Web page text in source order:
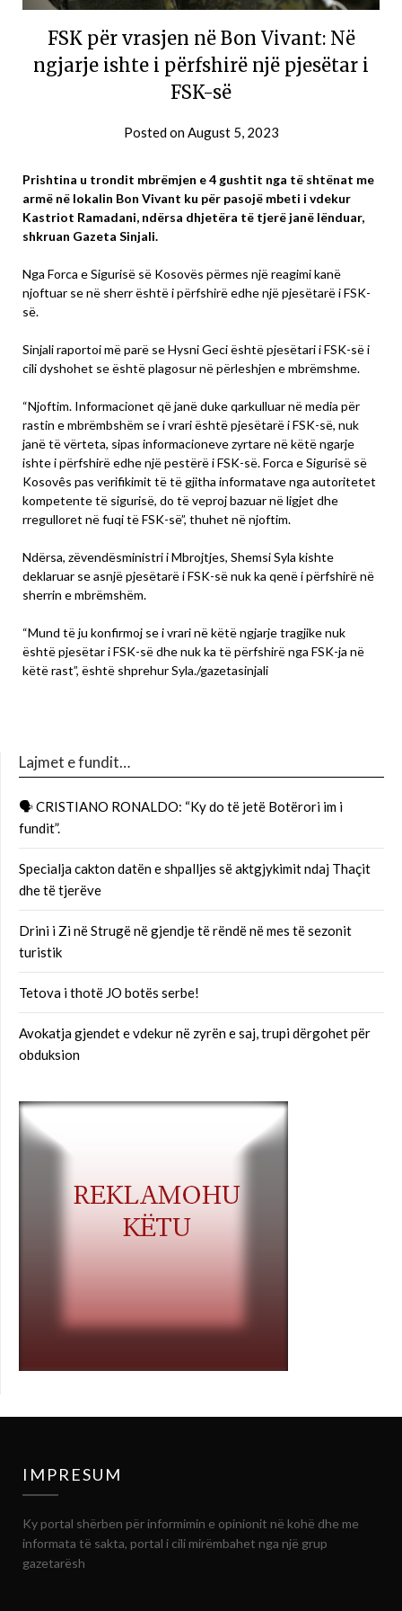
FSK për vrasjen në Bon Vivant: Në
ngjarje ishte i përfshirë një pjesëtar i
FSK-së
Posted onAugust 5, 2023
Prishtina u trondit mbrëmjen e 4 gushtit nga të shtënat me
armë në lokalin Bon Vivant ku për pasojë mbeti i vdekur
Kastriot Ramadani, ndërsa dhjetëra të tjerë janë lënduar,
shkruan Gazeta Sinjali.
Nga Forca e Sigurisë së Kosovës përmes një reagimi kanë
njoftuar se në sherr është i përfshirë edhe një pjesëtarë i FSK-
së.
Sinjali raportoi më parë se Hysni Geci është pjesëtari i FSK-së i
cili dyshohet se është plagosur në përleshjen e mbrëmshme.
“Njoftim. Informacionet që janë duke qarkulluar në media për
rastin e mbrëmbshëm se i vrari është pjesëtarë i FSK-së, nuk
janë të vërteta, sipas informacioneve zyrtare në këtë ngarje
ishte i përfshirë edhe një pestërë i FSK-së. Forca e Sigurisë së
Kosovês pas verifikimit të të gjitha informatave nga autoritetet
kompetente të sigurisë, do të veproj bazuar në ligjet dhe
rregulloret në fuqi të FSK-së”, thuhet në njoftim.
Ndërsa, zëvendësministri i Mbrojtjes, Shemsi Syla kishte
deklaruar se asnjë pjesëtarë i FSK-së nuk ka qenë i përfshirë në
sherrin e mbrëmshëm.
“Mund të ju konfirmoj se i vrari në këtë ngjarje tragjike nuk
është pjesëtar i FSK-së dhe nuk ka të përfshirë nga FSK-ja në
këtë rast”, është shprehur Syla./gazetasinjali
Lajmet e fundit…
🗣 CRISTIANO RONALDO: “Ky do të jetë Botërori im i
fundit”.
Specialja cakton datën e shpalljes së aktgjykimit ndaj Thaçit
dhe të tjerëve
Drini i Zi në Strugë në gjendje të rëndë në mes të sezonit
turistik
Tetova i thotë JO botës serbe!
Avokatja gjendet e vdekur në zyrën e saj, trupi dërgohet për
obduksion
IMPRESUM
Ky portal shërben për informimin e opinionit në kohë dhe me
informata të sakta, portal i cili mirëmbahet nga një grup
gazetarësh